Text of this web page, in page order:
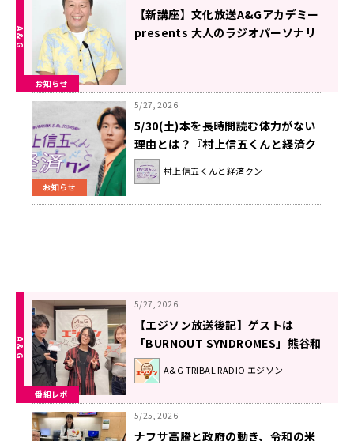
お知らせ
【新講座】文化放送A&Gアカデミー
presents 大人のラジオパーソナリ
お知らせ
5/27, 2026
5/30(土)本を長時間読む体力がない
理由とは？『村上信五くんと経済ク
ン』
村上信五くんと経済クン
番組レポ
5/27, 2026
【エジソン放送後記】ゲストは
「BURNOUT SYNDROMES」熊谷和
海、 「ビバラッシュ」るいまる＆幸
村 2026年5月23日放送回
A&G TRIBAL RADIO エジソン
5/25, 2026
ナフサ高騰と政府の動き、令和の米